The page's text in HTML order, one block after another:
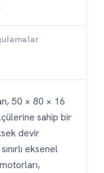
50 × 80 × 16
sahip bir
devir
eksenel